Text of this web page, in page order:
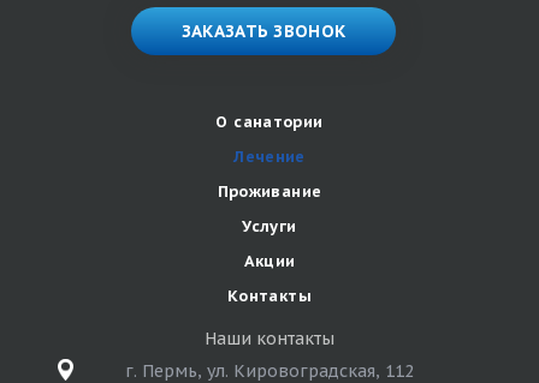
ЗАКАЗАТЬ ЗВОНОК
О санатории
Лечение
Проживание
Услуги
Акции
Контакты
Наши контакты
г. Пермь, ул. Кировоградская, 112